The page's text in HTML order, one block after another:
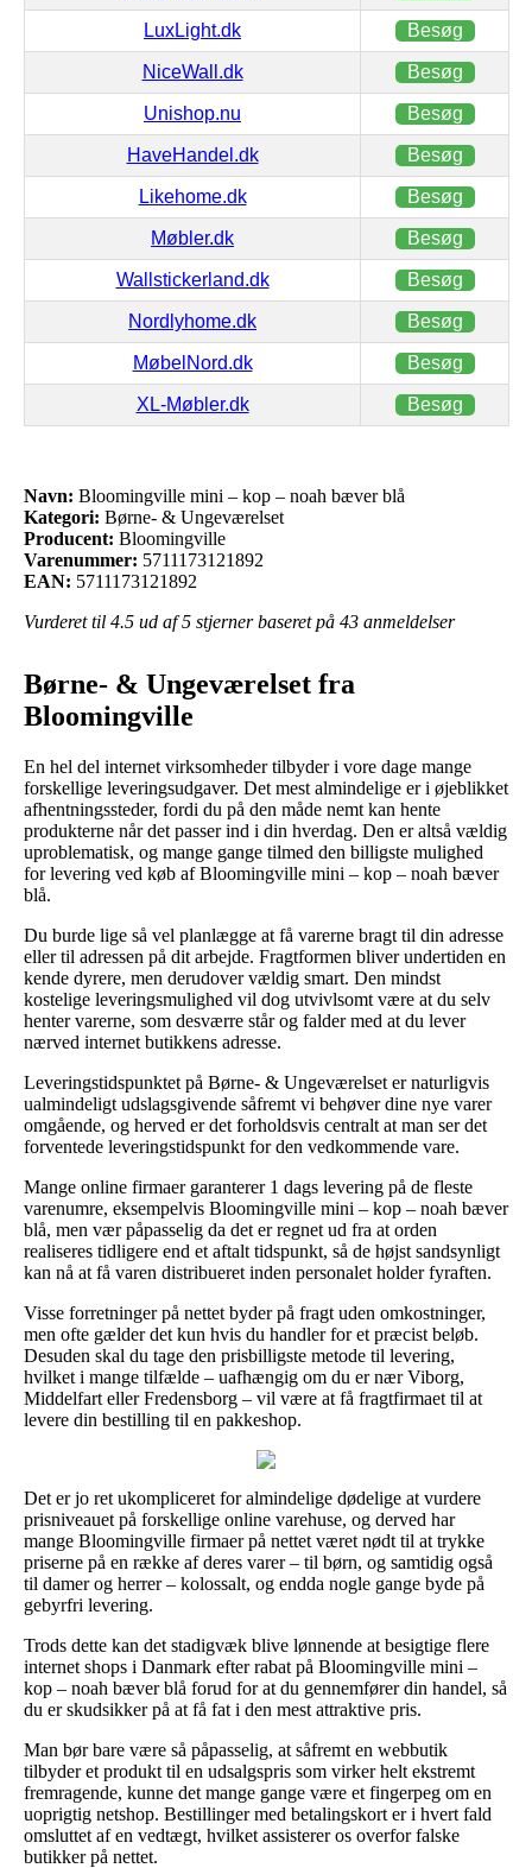
LuxLight.dk Besøg
NiceWall.dk Besøg
Unishop.nu Besøg
HaveHandel.dk Besøg
Likehome.dk Besøg
Møbler.dk Besøg
Wallstickerland.dk Besøg
Nordlyhome.dk Besøg
MøbelNord.dk Besøg
XL-Møbler.dk Besøg
Navn: Bloomingville mini – kop – noah bæver blå
Kategori: Børne- & Ungeværelset
Producent: Bloomingville
Varenummer: 5711173121892
EAN: 5711173121892
Vurderet til 4.5 ud af 5 stjerner baseret på 43 anmeldelser
Børne- & Ungeværelset fra
Bloomingville
En hel del internet virksomheder tilbyder i vore dage mange
forskellige leveringsudgaver. Det mest almindelige er i øjeblikket
afhentningssteder, fordi du på den måde nemt kan hente
produkterne når det passer ind i din hverdag. Den er altså vældig
uproblematisk, og mange gange tilmed den billigste mulighed
for levering ved køb af Bloomingville mini – kop – noah bæver
blå.
Du burde lige så vel planlægge at få varerne bragt til din adresse
eller til adressen på dit arbejde. Fragtformen bliver undertiden en
kende dyrere, men derudover vældig smart. Den mindst
kostelige leveringsmulighed vil dog utvivlsomt være at du selv
henter varerne, som desværre står og falder med at du lever
nærved internet butikkens adresse.
Leveringstidspunktet på Børne- & Ungeværelset er naturligvis
ualmindeligt udslagsgivende såfremt vi behøver dine nye varer
omgående, og herved er det forholdsvis centralt at man ser det
forventede leveringstidspunkt for den vedkommende vare.
Mange online firmaer garanterer 1 dags levering på de fleste
varenumre, eksempelvis Bloomingville mini – kop – noah bæver
blå, men vær påpasselig da det er regnet ud fra at orden
realiseres tidligere end et aftalt tidspunkt, så de højst sandsynligt
kan nå at få varen distribueret inden personalet holder fyraften.
Visse forretninger på nettet byder på fragt uden omkostninger,
men ofte gælder det kun hvis du handler for et præcist beløb.
Desuden skal du tage den prisbilligste metode til levering,
hvilket i mange tilfælde – uafhængig om du er nær Viborg,
Middelfart eller Fredensborg – vil være at få fragtfirmaet til at
levere din bestilling til en pakkeshop.
Det er jo ret ukompliceret for almindelige dødelige at vurdere
prisniveauet på forskellige online varehuse, og derved har
mange Bloomingville firmaer på nettet været nødt til at trykke
priserne på en række af deres varer – til børn, og samtidig også
til damer og herrer – kolossalt, og endda nogle gange byde på
gebyrfri levering.
Trods dette kan det stadigvæk blive lønnende at besigtige flere
internet shops i Danmark efter rabat på Bloomingville mini –
kop – noah bæver blå forud for at du gennemfører din handel, så
du er skudsikker på at få fat i den mest attraktive pris.
Man bør bare være så påpasselig, at såfremt en webbutik
tilbyder et produkt til en udsalgspris som virker helt ekstremt
fremragende, kunne det mange gange være et fingerpeg om en
uoprigtig netshop. Bestillinger med betalingskort er i hvert fald
omsluttet af en vedtægt, hvilket assisterer os overfor falske
butikker på nettet.